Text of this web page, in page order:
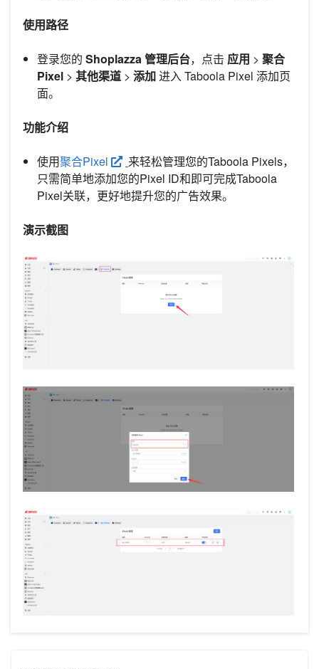
使用路径
登录您的 Shoplazza 管理后台，点击 应用 > 聚合
Pixel > 其他渠道 > 添加进入 Taboola Pixel 添加页
面。
功能介绍
使用聚合Pixel
来轻松管理您的Taboola Pixels，
只需简单地添加您的Pixel ID和即可完成Taboola
Pixel关联，更好地提升您的广告效果。
演示截图